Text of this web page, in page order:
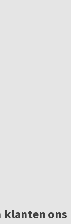
klanten ons